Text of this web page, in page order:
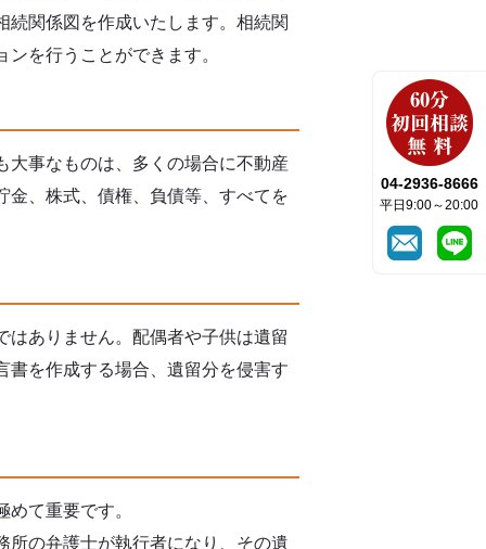
関係図を作成いたします。相続関
を行うことができます。
大事なものは、多くの場合に不動産
金、株式、債権、負債等、すべてを
ありません。配偶者や子供は遺留
書を作成する場合、遺留分を侵害す
て重要です。
所の弁護士が執行者になり、その遺
04-2936-8666
平日9:00～20:00